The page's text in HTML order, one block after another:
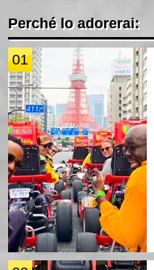
Perché lo adorerai:
01